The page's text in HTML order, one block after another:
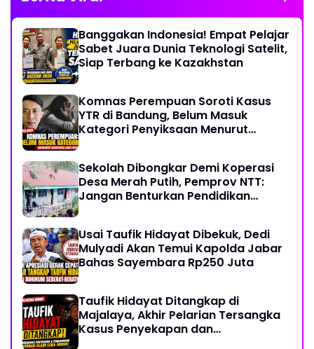
Banggakan Indonesia! Empat Pelajar
Sabet Juara Dunia Teknologi Satelit,
Siap Terbang ke Kazakhstan
Komnas Perempuan Soroti Kasus
YTR di Bandung, Belum Masuk
Kategori Penyiksaan Menurut
Sekolah Dibongkar Demi Koperasi
Desa Merah Putih, Pemprov NTT:
Jangan Benturkan Pendidikan
Usai Taufik Hidayat Dibekuk, Dedi
Mulyadi Akan Temui Kapolda Jabar
Bahas Sayembara Rp250 Juta
Taufik Hidayat Ditangkap di
Majalaya, Akhir Pelarian Tersangka
Kasus Penyekapan dan